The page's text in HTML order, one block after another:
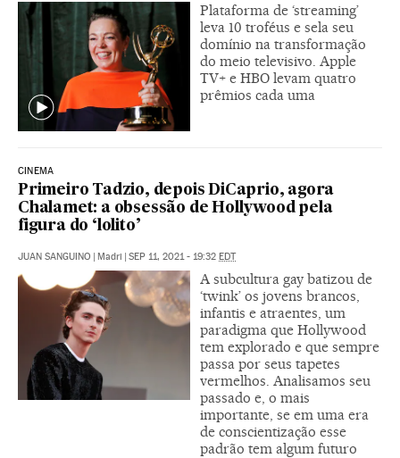
Plataforma de ‘streaming’
leva 10 troféus e sela seu
domínio na transformação
do meio televisivo. Apple
TV+ e HBO levam quatro
prêmios cada uma
CINEMA
Primeiro Tadzio, depois DiCaprio, agora
Chalamet: a obsessão de Hollywood pela
figura do ‘lolito’
JUAN SANGUINO | Madri | SEP 11, 2021 - 19:32 EDT
A subcultura gay batizou de
‘twink’ os jovens brancos,
infantis e atraentes, um
paradigma que Hollywood
tem explorado e que sempre
passa por seus tapetes
vermelhos. Analisamos seu
passado e, o mais
importante, se em uma era
de conscientização esse
padrão tem algum futuro